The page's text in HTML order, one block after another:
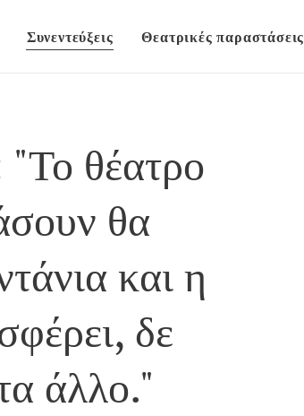
Συνεντεύξεις Θεατρικές παραστάσεις
θέατρο
θα
και η
δε
άλλο."